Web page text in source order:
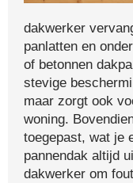
dakwerker
panlatten en
of betonnen
stevige
maar zorgt ook
woning.
toegepast, wat je
pannendak altijd
dakwerker om